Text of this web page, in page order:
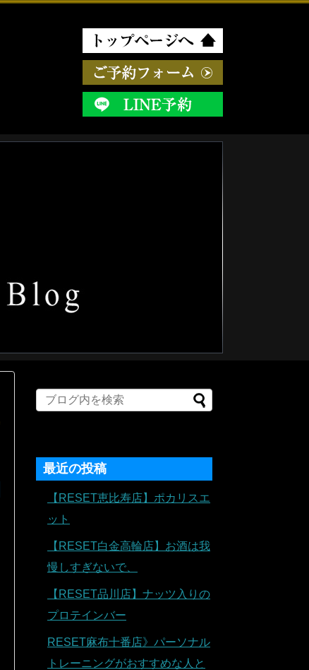
最近の投稿
【RESET恵比寿店】ポカリスエ
ット
【RESET白金高輪店】お酒は我
慢しすぎないで、
【RESET品川店】ナッツ入りの
プロテインバー
RESET麻布十番店》パーソナル
トレーニングがおすすめな人と